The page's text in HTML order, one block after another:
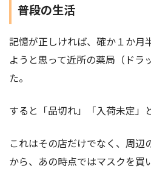
普段の生活
記憶が正しければ、確か１か月
ようと思って近所の薬局（ドラ
た。
すると「品切れ」「入荷未定」
これはその店だけでなく、周辺
から、あの時点ではマスクを買